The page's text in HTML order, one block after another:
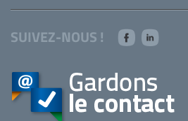
SUIVEZ-NOUS !